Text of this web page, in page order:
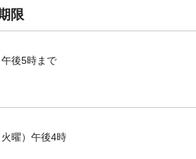
限
後5時まで
曜）午後4時